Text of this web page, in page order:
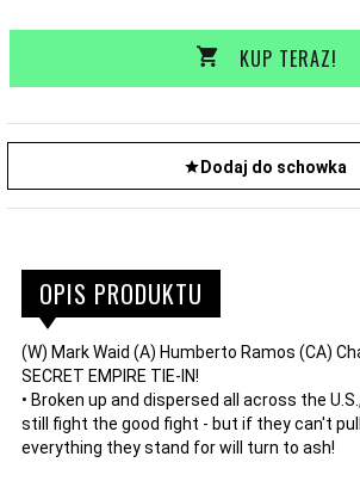
KUP TERAZ!
Dodaj do schowka
OPIS PRODUKTU
(W) Mark Waid (A) Humberto Ramos (CA)
SECRET EMPIRE TIE-IN!
• Broken up and dispersed all across the
still fight the good fight - but if they can't
everything they stand for will turn to ash!